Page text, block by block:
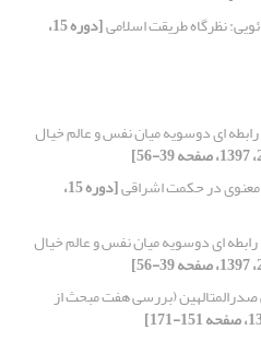
نظرگاه طریقت اسلامی [دوره 15،
ای دوسویه میان نفس و عالم خیال
معنوی در حکمت اشراقی [دوره 15،
رابطه ای دوسویه میان نفس و عالم خیال
(بررسی هفت مبحث از